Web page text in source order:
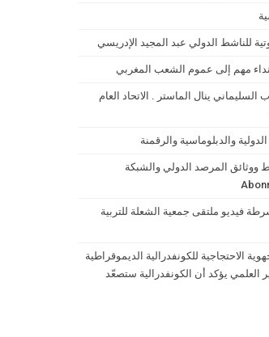
للناشط الدولي عبد المجيد الإدريسي
مهم إلى عموم الشعب المغربي
السليماني ينال الماستر . الاتحاد العام
والدبلوماسية والرقمنة
ووثائق المرصد الدولي والشبكة
فيديو ملتقى جمعية الشعلة للتربية
الاحتجاجية للكونفدرالية الديموقراطية
العلمي يؤكد أن الكونفدرالية ستصعّد